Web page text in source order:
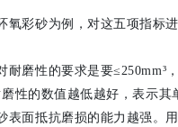
氧彩砂为例，对这五项指标进
耐磨性的要求是要≤250mm³，
磨性的数值越低越好，表示其
表面抵抗磨损的能力越强。